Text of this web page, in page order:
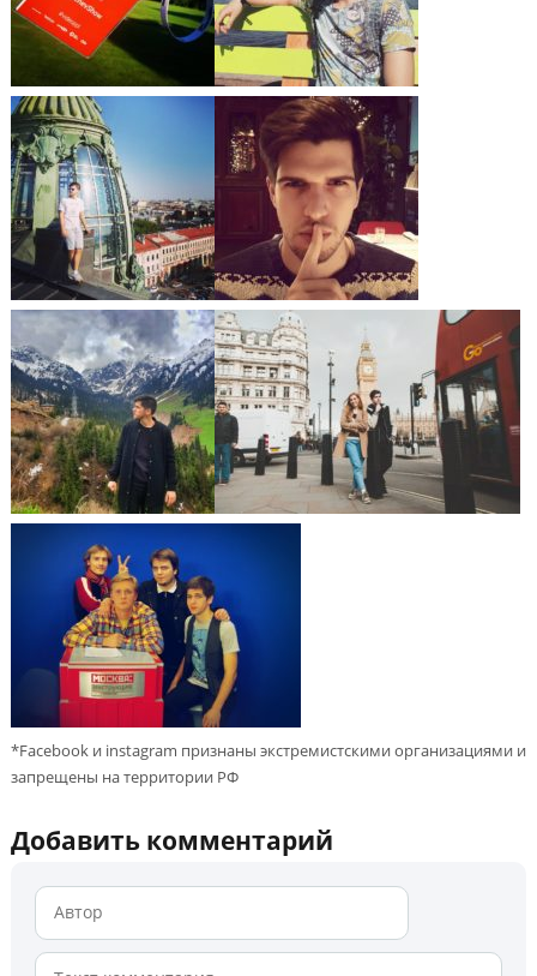
*Facebook и instagram признаны экстремистскими организациями и
запрещены на территории РФ
Добавить комментарий